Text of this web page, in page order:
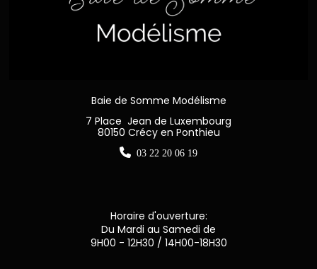
Baie de Somme Modélisme
7 Place Jean de Luxembourg
80150 Crécy en Ponthieu
 03 22 20 06 19
Horaire d'ouverture:
Du Mardi au Samedi de
9H00 - 12H30 / 14H00-18H30